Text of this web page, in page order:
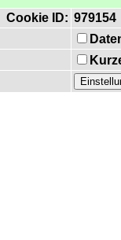
Cookie ID: 979154